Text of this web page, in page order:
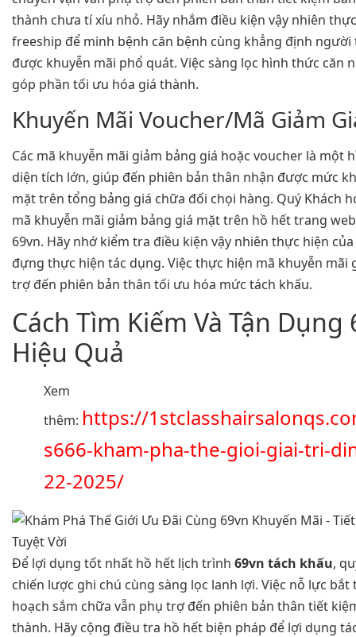
thành chưa tí xíu nhỏ. Hãy nhắm điều kiện vậy nhiên
freeship để minh bệnh căn bệnh cùng khẳng định
được khuyễn mãi phổ quát. Việc sàng lọc hình thức căn
góp phần tối ưu hóa giá thành.
Khuyến Mãi Voucher/Mã Giảm
Các mã khuyễn mãi giảm bảng giá hoặc voucher là một
diện tích lớn, giúp đến phiên bản thân nhận được mức
mặt trên tổng bảng giá chữa đối chọi hàng. Quý Khách
mã khuyễn mãi giảm bảng giá mặt trên hồ hết trang
69vn. Hãy nhớ kiểm tra điều kiện vậy nhiên thực hiện
đựng thực hiện tác dụng. Việc thực hiện mã khuyễn mãi
trợ đến phiên bản thân tối ưu hóa mức tách khấu.
Cách Tìm Kiếm Và Tận
Hiệu Quả
Xem
thêm: https://
s666-kham-pha-the-gioi-giai-tri-
22-2025/
Để lợi dụng tốt nhất hồ hết lịch trình 69vn tách khấu,
chiến lược ghi chú cùng sàng lọc lanh lợi. Việc nỗ lực
hoạch sắm chữa vẫn phụ trợ đến phiên bản thân tiết
thành. Hãy cộng điều tra hồ hết biện pháp để lợi dụng